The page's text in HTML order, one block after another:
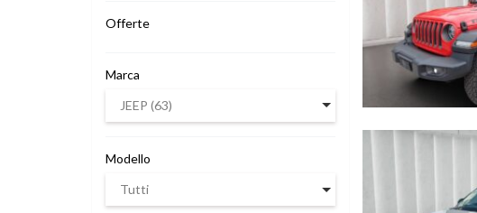
Offerte
Marca
JEEP (63)
Modello
Tutti
Vedi dettagli